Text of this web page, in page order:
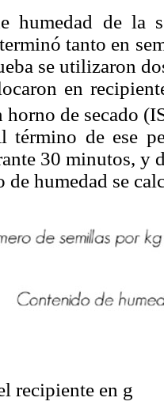
humedad de la
tanto en
se utilizaron
en
horno de secado
término de ese
30 minutos, y
de humedad se
recipiente en g